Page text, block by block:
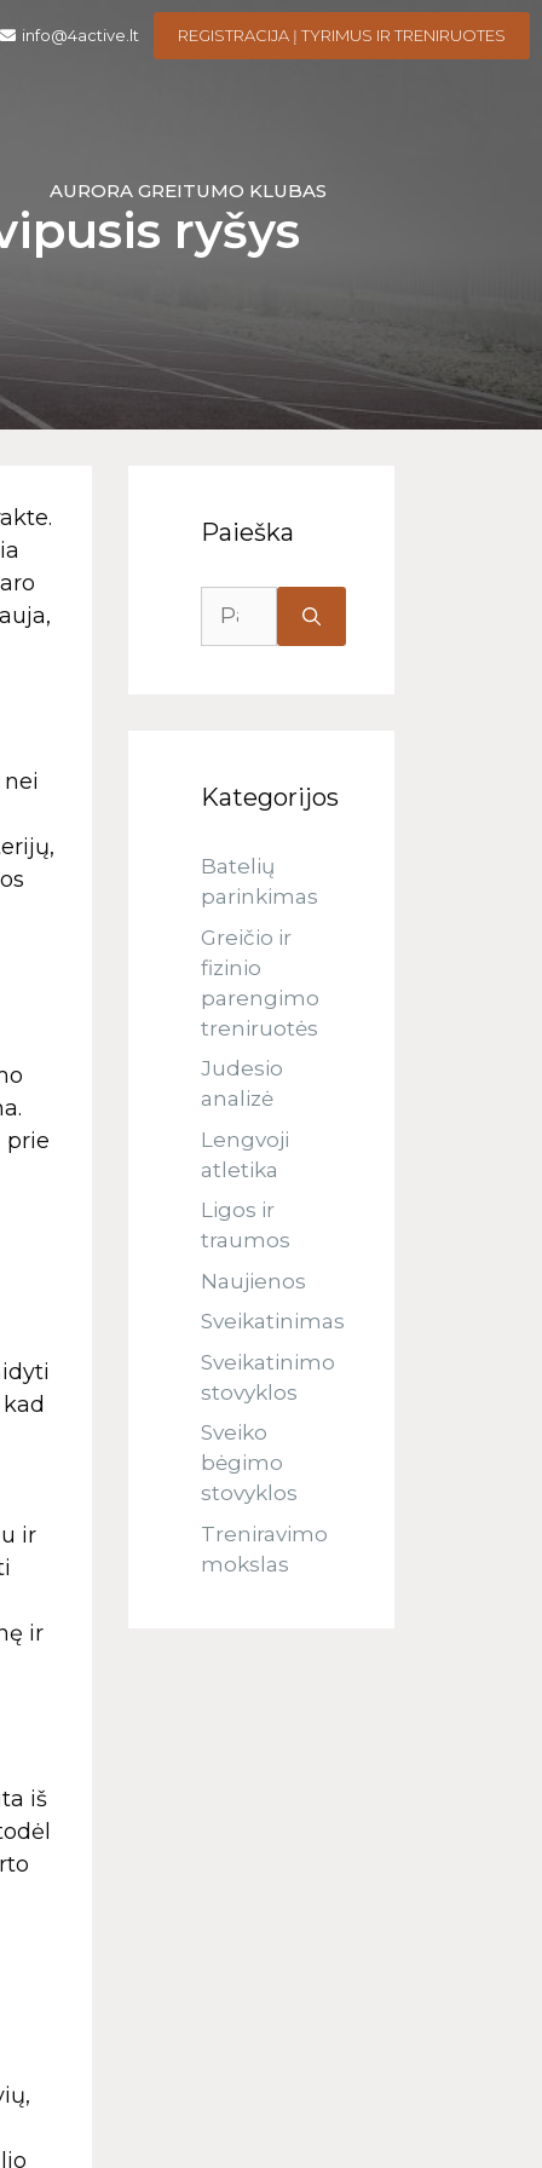
info@4active.lt REGISTRACIJA Į TYRIMUS IR TRENIRUOTES
AURORA GREITUMO KLUBAS
ryšys
prie
ir
ir
iš
Paieška
Kategorijos
Batelių
parinkimas
Greičio ir
fizinio
parengimo
treniruotės
Judesio
analizė
Lengvoji
atletika
Ligos ir
traumos
Naujienos
Sveikatinimas
Sveikatinimo
stovyklos
Sveiko
bėgimo
stovyklos
Treniravimo
mokslas